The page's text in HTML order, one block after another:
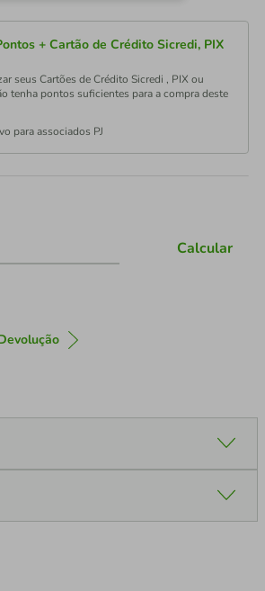
+ Cartão de Crédito Sicredi, PIX
seus Cartões de Crédito Sicredi , PIX ou
tenha pontos suficientes para a compra deste
para associados PJ
Calcular